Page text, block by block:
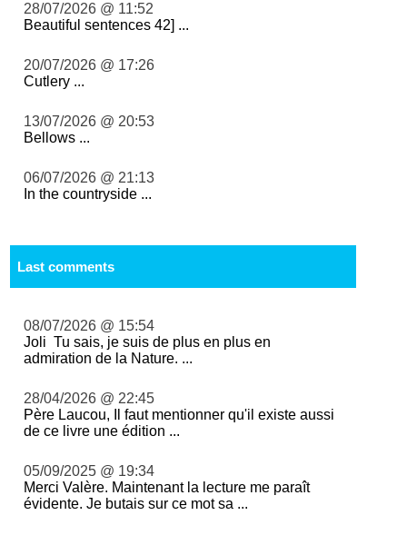
28/07/2026 @ 11:52
Beautiful sentences 42] ...
20/07/2026 @ 17:26
Cutlery ...
13/07/2026 @ 20:53
Bellows ...
06/07/2026 @ 21:13
In the countryside ...
Last comments
08/07/2026 @ 15:54
Joli Tu sais, je suis de plus en plus en
admiration de la Nature. ...
28/04/2026 @ 22:45
Père Laucou, Il faut mentionner qu'il existe aussi
de ce livre une édition ...
05/09/2025 @ 19:34
Merci Valère. Maintenant la lecture me paraît
évidente. Je butais sur ce mot sa ...